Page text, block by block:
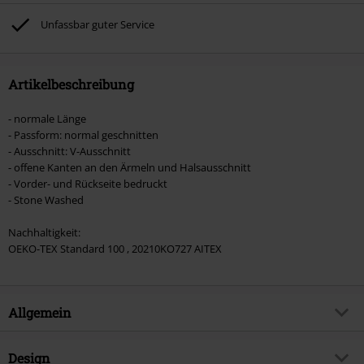
Böhse Onkelz, Broilers, Die Ärzte, Die Toten Hosen, Metality, Gutscheine &
Artikel, die einen Spendenbeitrag beinhalten.
Unfassbar guter Service
Artikelbeschreibung
- normale Länge
- Passform: normal geschnitten
- Ausschnitt: V-Ausschnitt
- offene Kanten an den Ärmeln und Halsausschnitt
- Vorder- und Rückseite bedruckt
- Stone Washed
Nachhaltigkeit:
OEKO-TEX Standard 100 , 20210KO727 AITEX
Allgemein
Artikelnummer:
Design